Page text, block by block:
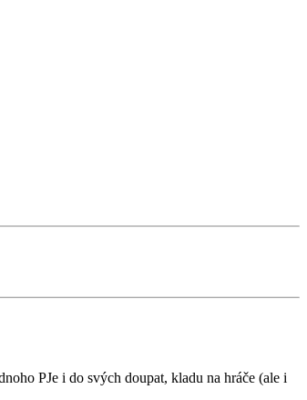
PJe i do svých doupat, kladu na hráče (ale i